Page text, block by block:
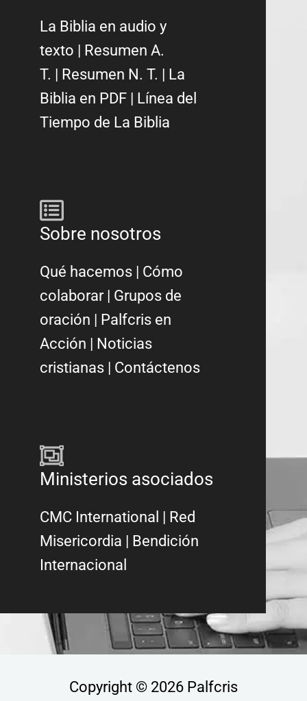
La Biblia en audio y
texto
Resumen A.
T.
Resumen N. T.
La
Biblia en PDF
Línea del
Tiempo de La Biblia
Sobre nosotros
Qué hacemos | Cómo
colaborar| Grupos de
oración | Palfcris en
Acción | Noticias
cristianas | Contáctenos
Ministerios asociados
CMC International | Red
Misericordia | Bendición
Internacional
Copyright © 2026 Palfcris